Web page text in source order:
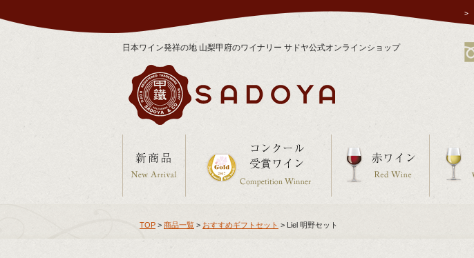
日本ワイン発祥の地 山梨甲府のワイナリー サドヤ公式オンラインショップ
TOP > 商品一覧 > おすすめギフトセット > Liel 明野セット